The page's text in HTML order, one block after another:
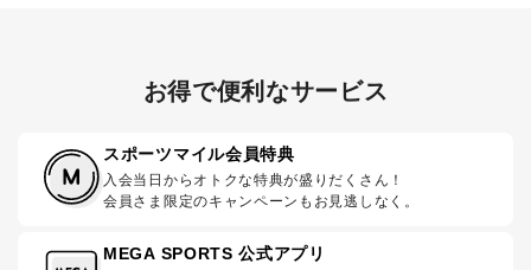
お得で便利なサービス
スポーツマイル会員特典
入会当日からオトクな特典が盛りだくさん！
会員さま限定のキャンペーンもお見逃しなく。
MEGA SPORTS 公式アプリ